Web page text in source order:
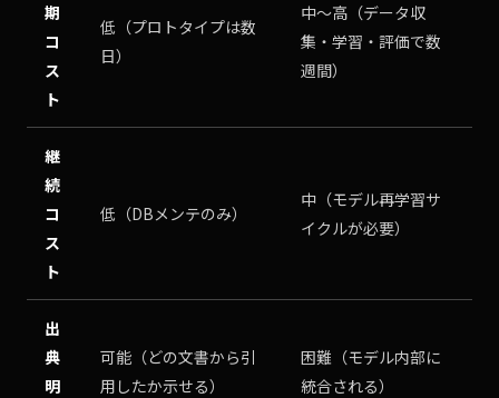
期
コ
ス
ト
低（プロトタイプは数
日）
中〜高（データ収
集・学習・評価で数
週間）
継
続
コ
ス
ト
低（DBメンテのみ）
中（モデル再学習サ
イクルが必要）
出
典
明
可能（どの文書から引
用したか示せる）
困難（モデル内部に
統合される）